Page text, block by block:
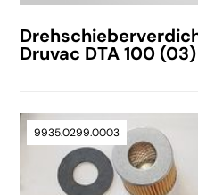
Druvac DTA 100 (03)
9935.0299.0003